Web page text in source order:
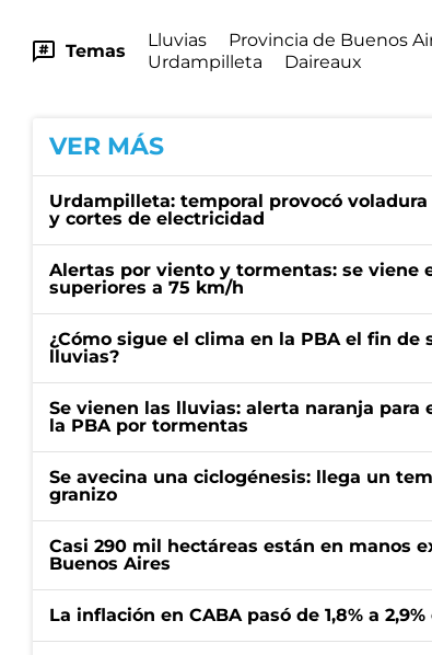
Temas
Lluvias Provincia de Buenos
Urdampilleta
Daireaux
VER MÁS
Urdampilleta: temporal provocó
y cortes de electricidad
Alertas por viento y tormentas: se viene
superiores a 75 km/h
¿Cómo sigue el clima en la PBA el fin de
lluvias?
Se vienen las lluvias: alerta naranja para
la PBA por tormentas
Se avecina una ciclogénesis: llega un
granizo
Casi 290 mil hectáreas están en manos
Buenos Aires
La inflación en CABA pasó de 1,8% a